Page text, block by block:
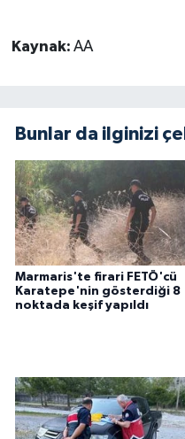
Kaynak: AA
Bunlar da ilginizi
Marmaris'te firari FETÖ'cü
Karatepe'nin gösterdiği 8
noktada keşif yapıldı